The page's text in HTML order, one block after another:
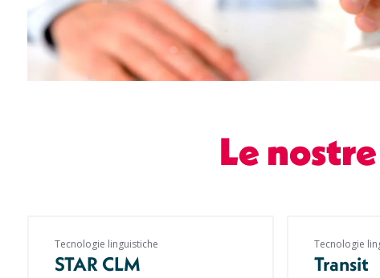
Le
Tecnologie linguistiche
STAR CLM
Tecnologie
Transit